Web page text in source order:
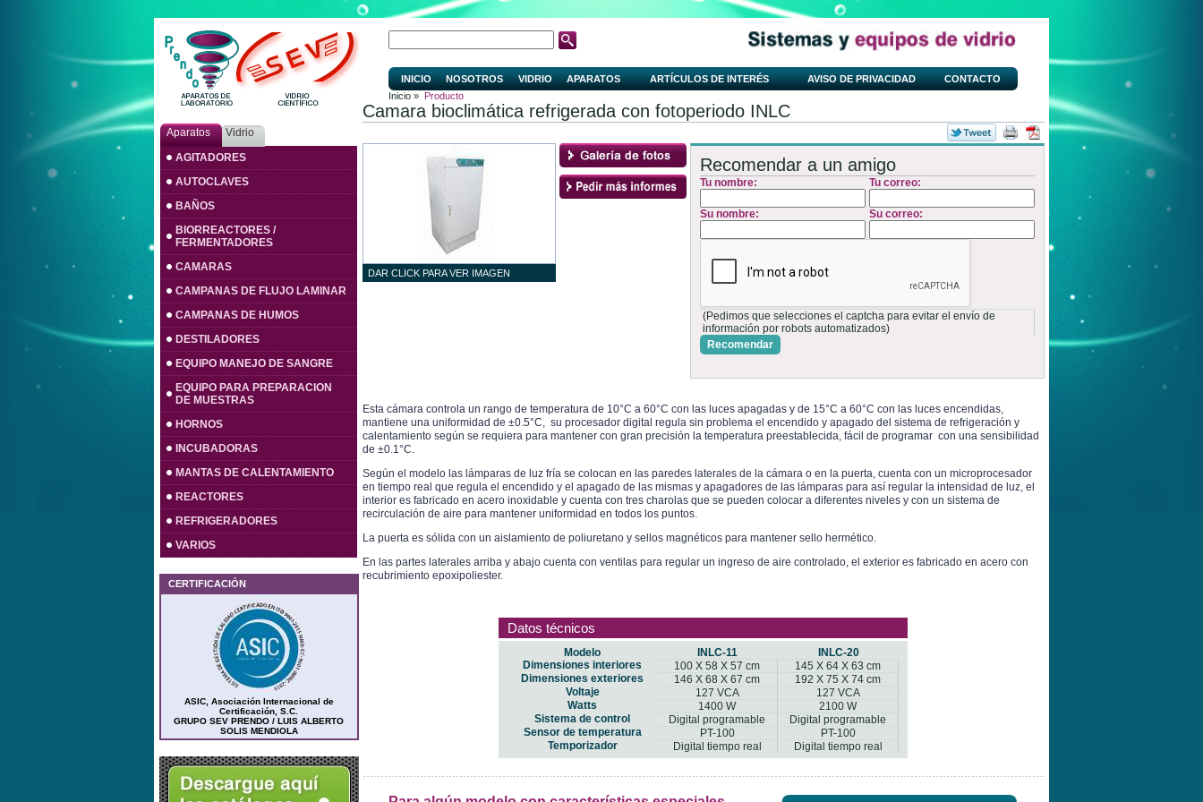
Aparatos
Vidrio
AGITADORES
AUTOCLAVES
BAÑOS
BIORREACTORES /
FERMENTADORES
CAMARAS
CAMPANAS DE FLUJO LAMINAR
CAMPANAS DE HUMOS
DESTILADORES
EQUIPO MANEJO DE SANGRE
EQUIPO PARA PREPARACION
DE MUESTRAS
HORNOS
INCUBADORAS
MANTAS DE CALENTAMIENTO
REACTORES
REFRIGERADORES
VARIOS
CERTIFICACIÓN
ASIC, Asociación Internacional de
Certificación, S.C.
GRUPO SEV PRENDO / LUIS ALBERTO
SOLIS MENDIOLA
INICIO NOSOTROS VIDRIO APARATOS ARTÍCULOS DE INTERÉS AVISO DE PRIVACIDAD
CONTACTO
Inicio » Producto
Camara bioclimática refrigerada con fotoperiodo INLC
DAR CLICK PARA VER IMAGEN
Recomendar a un amigo
Tu nombre: Tu correo:
Su nombre: Su correo:
(Pedimos que selecciones el captcha para evitar el envío de
información por robots automatizados)
Recomendar
Esta cámara controla un rango de temperatura de 10°C a 60°C con las luces apagadas y de 15°C a 60°C con las luces encendidas,
mantiene una uniformidad de ±0.5°C, su procesador digital regula sin problema el encendido y apagado del sistema de refrigeración y
calentamiento según se requiera para mantener con gran precisión la temperatura preestablecida, fácil de programar con una sensibilidad
de ±0.1°C.
Según el modelo las lámparas de luz fría se colocan en las paredes laterales de la cámara o en la puerta, cuenta con un microprocesador
en tiempo real que regula el encendido y el apagado de las mismas y apagadores de las lámparas para así regular la intensidad de luz, el
interior es fabricado en acero inoxidable y cuenta con tres charolas que se pueden colocar a diferentes niveles y con un sistema de
recirculación de aire para mantener uniformidad en todos los puntos.
La puerta es sólida con un aislamiento de poliuretano y sellos magnéticos para mantener sello hermético.
En las partes laterales arriba y abajo cuenta con ventilas para regular un ingreso de aire controlado, el exterior es fabricado en acero con
recubrimiento epoxipoliester.
Datos técnicos
Modelo INLC-11
INLC-20
Dimensiones interiores
100 X 58 X 57 cm
145 X 64 X 63 cm
Dimensiones exteriores
146 X 68 X 67 cm
192 X 75 X 74 cm
Voltaje
127 VCA
127 VCA
Watts
1400 W
2100 W
Sistema de control
Digital programable
Digital programable
Sensor de temperatura
PT-100
PT-100
Temporizador
Digital tiempo real Digital tiempo real